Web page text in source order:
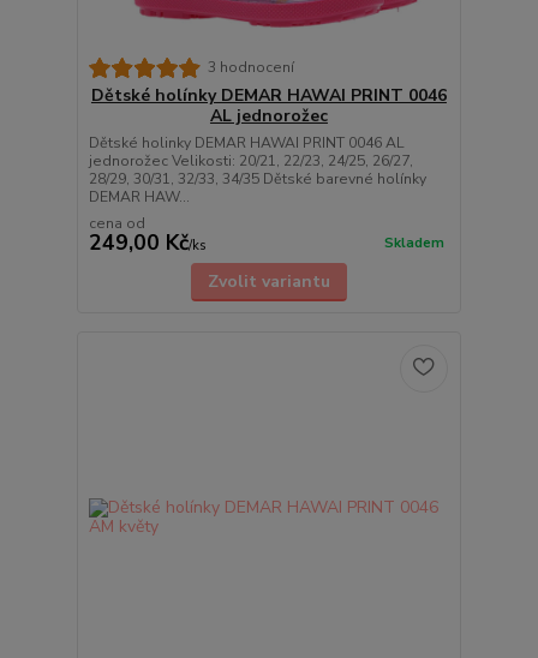
3 hodnocení
Dětské holínky DEMAR HAWAI PRINT 0046
AL jednorožec
Dětské holinky DEMAR HAWAI PRINT 0046 AL
jednorožec Velikosti: 20/21, 22/23, 24/25, 26/27,
28/29, 30/31, 32/33, 34/35 Dětské barevné holínky
DEMAR HAW...
cena od
249,00 Kč/ks Skladem
Zvolit variantu